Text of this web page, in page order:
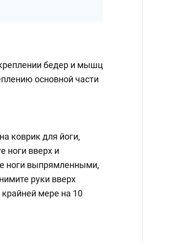
бедер и мышц
основной части
коврик для йоги,
ноги вверх и
ноги выпрямленными,
руки вверх
мере на 10